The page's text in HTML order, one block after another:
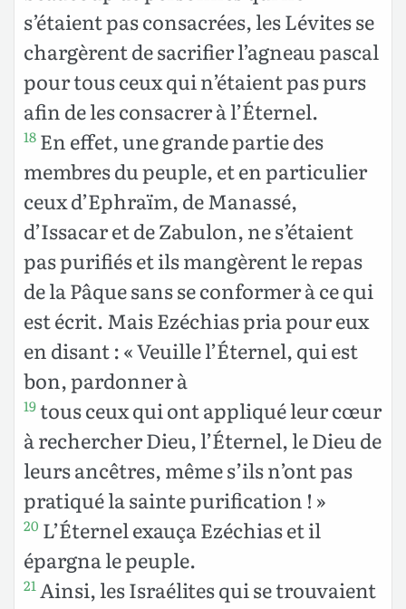
s’étaient pas consacrées, les Lévites se
chargèrent de sacrifier l’agneau pascal
pour tous ceux qui n’étaient pas purs
afin de les consacrer à l’Éternel.
18 En effet, une grande partie des
membres du peuple, et en particulier
ceux d’Ephraïm, de Manassé,
d’Issacar et de Zabulon, ne s’étaient
pas purifiés et ils mangèrent le repas
de la Pâque sans se conformer à ce qui
est écrit. Mais Ezéchias pria pour eux
en disant : « Veuille l’Éternel, qui est
bon, pardonner à
19tous ceux qui ont appliqué leur cœur
à rechercher Dieu, l’Éternel, le Dieu de
leurs ancêtres, même s’ils n’ont pas
pratiqué la sainte purification ! »
20 L’Éternel exauça Ezéchias et il
épargna le peuple.
21Ainsi, les Israélites qui se trouvaient